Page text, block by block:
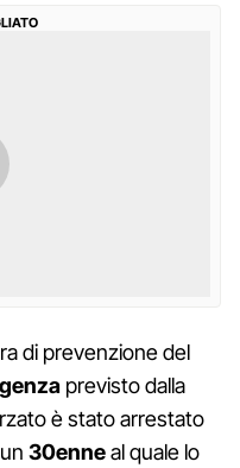
di prevenzione del
previsto dalla
è stato arrestato
30enneal quale lo